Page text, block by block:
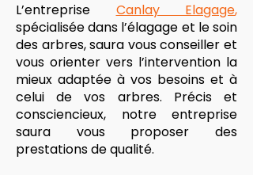
L’entreprise Canlay Elagage,
spécialisée dans l’élagage et le soin
des arbres, saura vous conseiller et
vous orienter vers l’intervention la
mieux adaptée à vos besoins et à
celui de vos arbres. Précis et
consciencieux, notre entreprise
saura vous proposer des
prestations de qualité.